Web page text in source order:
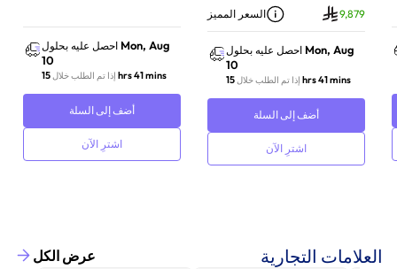
احصل عليه بحلول Mon, Aug
10
إذا تم الطلب خلال 15 hrs 41 mins
أضف إلى السلة
اشترِ الآن
السعر المميز 9,879
احصل عليه بحلول Mon, Aug
10
إذا تم الطلب خلال 15 hrs 41 mins
أضف إلى السلة
اشترِ الآن
العلامات التجارية عرض الكل